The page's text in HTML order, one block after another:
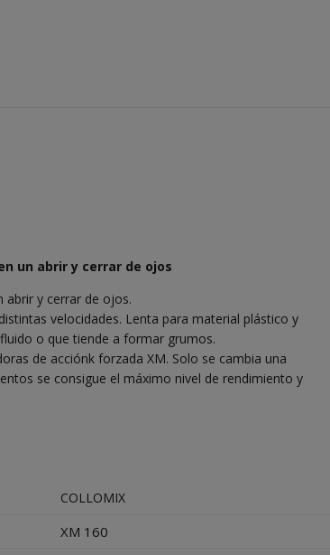
un abrir y cerrar de ojos
abrir y cerrar de ojos.
velocidades. Lenta para material plástico y
o que tiende a formar grumos.
de acciónk forzada XM. Solo se cambia una
se consigue el máximo nivel de rendimiento y
COLLOMIX
XM 160